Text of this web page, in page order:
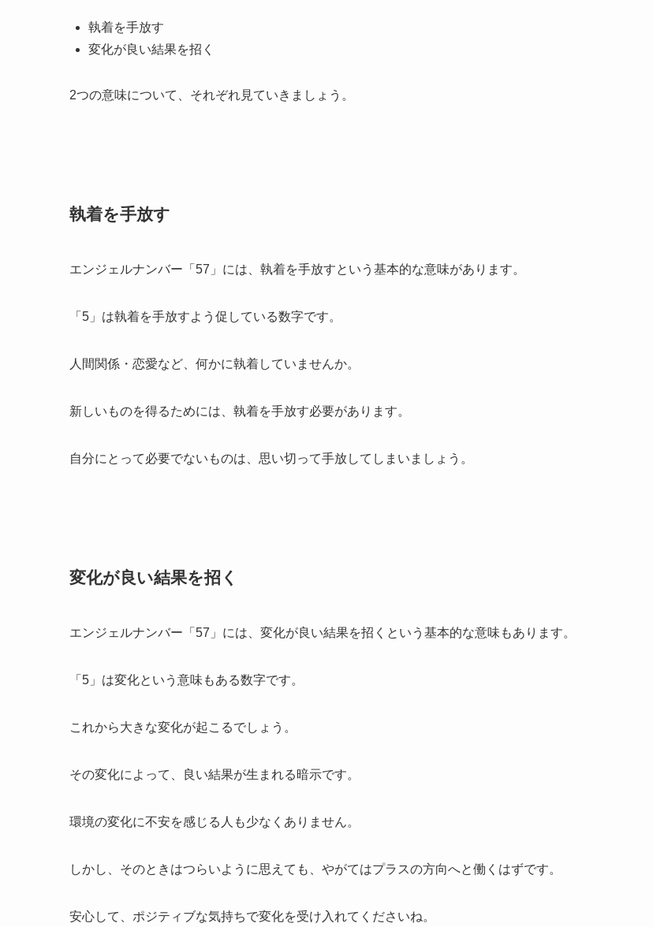
執着を手放す
変化が良い結果を招く
2つの意味について、それぞれ見ていきましょう。
執着を手放す
エンジェルナンバー「57」には、執着を手放すという基本的な意味があります。
「5」は執着を手放すよう促している数字です。
人間関係・恋愛など、何かに執着していませんか。
新しいものを得るためには、執着を手放す必要があります。
自分にとって必要でないものは、思い切って手放してしまいましょう。
変化が良い結果を招く
エンジェルナンバー「57」には、変化が良い結果を招くという基本的な意味もあります。
「5」は変化という意味もある数字です。
これから大きな変化が起こるでしょう。
その変化によって、良い結果が生まれる暗示です。
環境の変化に不安を感じる人も少なくありません。
しかし、そのときはつらいように思えても、やがてはプラスの方向へと働くはずです。
安心して、ポジティブな気持ちで変化を受け入れてくださいね。